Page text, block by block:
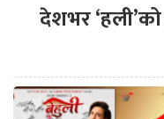
देशभर